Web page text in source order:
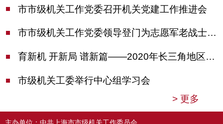
市市级机关工作党委召开机关党建工作推进会
市市级机关工作党委领导登门为志愿军老战士佩戴纪念章
育新机 开新局 谱新篇——2020年长三角地区机关党建工作研讨会在南京召开
市级机关工委举行中心组学习会
> 更多